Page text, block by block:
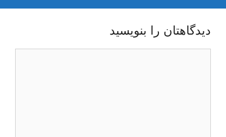
دیدگاهتان را بنویسید